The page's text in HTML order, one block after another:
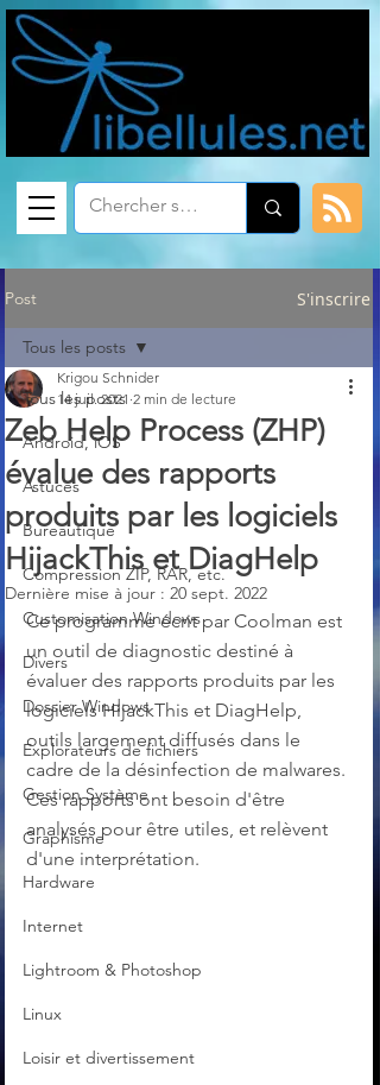
Post S'inscrire
Tous les posts
Android, iOS
Astuces
Bureautique
Compression ZIP, RAR, etc.
Customisation Windows
Divers
Dossier Windows
Explorateurs de fichiers
Gestion Système
Graphisme
Hardware
Internet
Lightroom & Photoshop
Linux
Loisir et divertissement
Tous les posts
Zeb Help Process (ZHP)
évalue des rapports
produits par les logiciels
HijackThis et DiagHelp
Krigou Schnider
14 juil. 2021 2 min de lecture
Dernière mise à jour : 20 sept. 2022
Ce programme écrit par Coolman est
un outil de diagnostic destiné à
évaluer des rapports produits par les
logiciels HijackThis et DiagHelp,
outils largement diffusés dans le
cadre de la désinfection de malwares.
Ces rapports ont besoin d'être
analysés pour être utiles, et relèvent
d'une interprétation.